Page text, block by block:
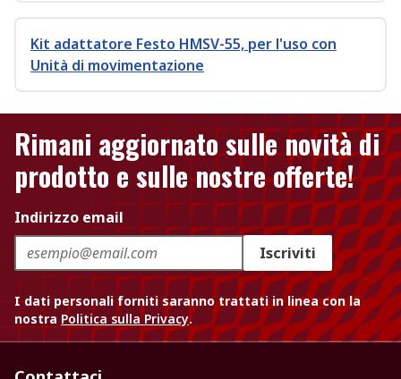
Kit adattatore Festo HMSV-55, per l'uso con
Unità di movimentazione
Rimani aggiornato sulle novità di
prodotto e sulle nostre offerte!
Indirizzo email
Iscriviti
I dati personali forniti saranno trattati in linea con la
nostra Politica sulla Privacy.